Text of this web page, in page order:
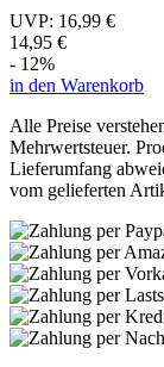
UVP: 16,99 €
14,95 €
- 12%
in den Warenkorb
Alle Preise
Mehrwertsteuer.
Lieferumfang
vom gelieferten